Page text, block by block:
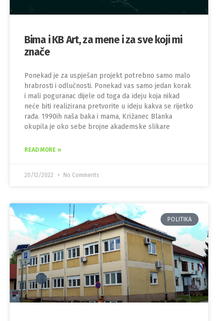
Bima i KB Art, za mene i za sve koji mi
znače
Ponekad je za uspješan projekt potrebno samo malo
hrabrosti i odlučnosti. Ponekad vas samo jedan korak
i mali poguranac dijele od toga da ideju koja nikad
neće biti realizirana pretvorite u ideju kakva se rijetko
rađa. 1990ih naša baka i mama, Križanec Blanka
okupila je oko sebe brojne akademske slikare
READ MORE »
20/12/2022 No Comments
POLITIKA